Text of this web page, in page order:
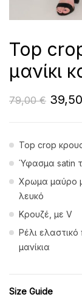
Top
μανίκι
79,00€ 39,50
Top crop
Ύφασμα satin
Χρωμα μαύρο
λευκό
Κρουζέ, με V
Ρέλι
μανίκια
Size Guide